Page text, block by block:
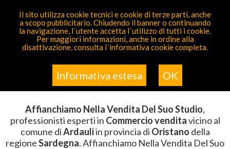
PARTECIPA GRATIS
Sei QuiElenco>Commercio Vendita> Affianchiamo
Nella Vendita Del Suo Studio> Sardegna >Oristano
Ardauli
DEL SUO STUDIO ARDAULI
Affianchiamo Nella Vendita Del Suo Studio,
professionisti esperti in Commercio venditavicino al
comune diArdauliin provincia di Oristano della
regioneSardegna. Affianchiamo Nella Vendita Del Suo
Il sito utilizza cookie tecnici e cookie di terze parti, anche
a scopo pubblicitario. Chiudendo il banner o continuando
la navigazione, l´utente accetta l´utilizzo di tutti i cookie.
Per maggiori informazioni, anche in ordine alla
disattivazione, consulta l´informativa cookie completa.
Informativa estesa OK